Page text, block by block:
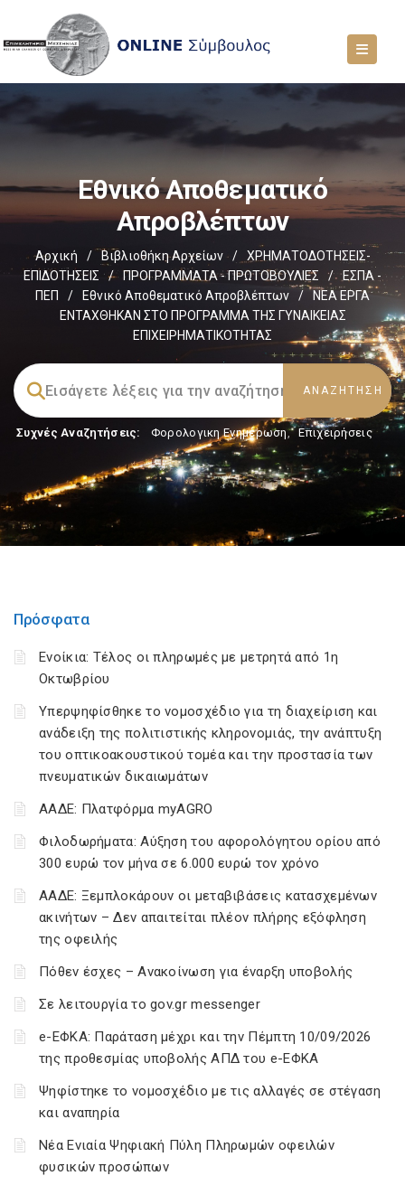
Εθνικό Αποθεματικό
Απροβλέπτων
Αρχική / Βιβλιοθήκη Αρχείων /
ΧΡΗΜΑΤΟΔΟΤΗΣΕΙΣ-
ΕΠΙΔΟΤΗΣΕΙΣ
/ ΠΡΟΓΡΑΜΜΑΤΑ - ΠΡΩΤΟΒΟΥΛΙΕΣ /
ΕΣΠΑ -
ΠΕΠ
/ Εθνικό Αποθεματικό Απροβλέπτων /
ΝΕΑ ΕΡΓΑ
ΕΝΤΑΧΘΗΚΑΝ ΣΤΟ ΠΡΟΓΡΑΜΜΑ ΤΗΣ ΓΥΝΑΙΚΕΙΑΣ
ΕΠΙΧΕΙΡΗΜΑΤΙΚΟΤΗΤΑΣ
Συχνές Αναζητήσεις: Φορολογικη Ενημέρωση, Επιχειρήσεις
Πρόσφατα
Ενοίκια: Τέλος οι πληρωμές με μετρητά από 1η
Οκτωβρίου
Υπερψηφίσθηκε το νομοσχέδιο για τη διαχείριση και
ανάδειξη της πολιτιστικής κληρονομιάς, την ανάπτυξη
του οπτικοακουστικού τομέα και την προστασία των
πνευματικών δικαιωμάτων
ΑΑΔΕ: Πλατφόρμα myAGRO
Φιλοδωρήματα: Αύξηση του αφορολόγητου ορίου από
300 ευρώ τον μήνα σε 6.000 ευρώ τον χρόνο
ΑΑΔΕ: Ξεμπλοκάρουν οι μεταβιβάσεις κατασχεμένων
ακινήτων – Δεν απαιτείται πλέον πλήρης εξόφληση
της οφειλής
Πόθεν έσχες – Ανακοίνωση για έναρξη υποβολής
Σε λειτουργία το gov.gr messenger
e-ΕΦΚΑ: Παράταση μέχρι και την Πέμπτη 10/09/2026
της προθεσμίας υποβολής ΑΠΔ του e-ΕΦΚΑ
Ψηφίστηκε το νομοσχέδιο με τις αλλαγές σε στέγαση
και αναπηρία
Νέα Ενιαία Ψηφιακή Πύλη Πληρωμών οφειλών
φυσικών προσώπων